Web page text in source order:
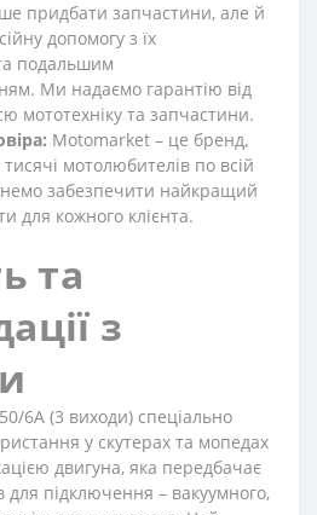
придбати запчастини, але й
допомогу з їх
подальшим
Ми надаємо гарантію від
мототехніку та запчастини.
Motomarket – це бренд,
мотолюбителів по всій
забезпечити найкращий
для кожного клієнта.
та
з
6A (3 виходи) спеціально
у скутерах та мопедах
двигуна, яка передбачає
для підключення – вакуумного,